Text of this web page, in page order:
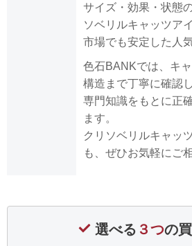
サイズ・効果・状態
ソベリルキャッツア
市場でも安定した人
色石BANKでは、キ
構造まで丁寧に確認し
専門知識をもとに正
ます。
クリソベリルキャッ
も、ぜひお気軽にご
選べる ３つの